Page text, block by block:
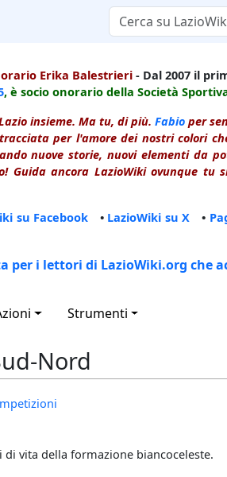
Erika Balestrieri - Dal 2007 il
, è socio onorario della Società
insieme. Ma tu, di più. Fabio per
per l'amore dei nostri colori
nuove storie, nuovi elementi da
Guida ancora LazioWiki ovunque
su Facebook • LazioWiki su X •
per i lettori di LazioWiki.org che
Strumenti
Nord
vita della formazione biancoceleste.